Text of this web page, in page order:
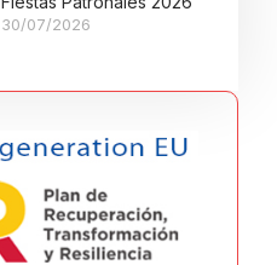
30/07/2026